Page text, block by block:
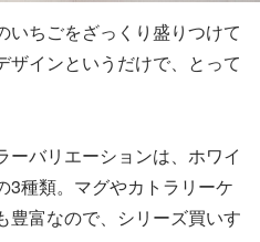
いちごをざっくり盛りつけて
ザインというだけで、とって
バリエーションは、ホワイ
3種類。マグやカトラリーケ
豊富なので、シリーズ買いす